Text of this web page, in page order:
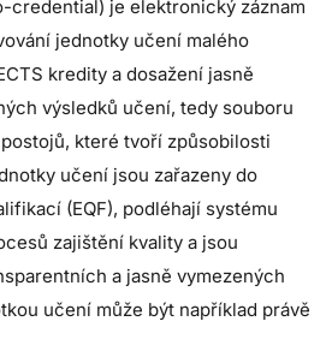
credential) je elektronický záznam
jednotky učení malého
kredity a dosažení jasně
výsledků učení, tedy souboru
které tvoří způsobilosti
učení jsou zařazeny do
(EQF), podléhají systému
zajištění kvality a jsou
a jasně vymezených
učení může být například právě